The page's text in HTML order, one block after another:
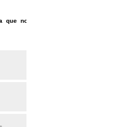
que nos dejaras aquí tus